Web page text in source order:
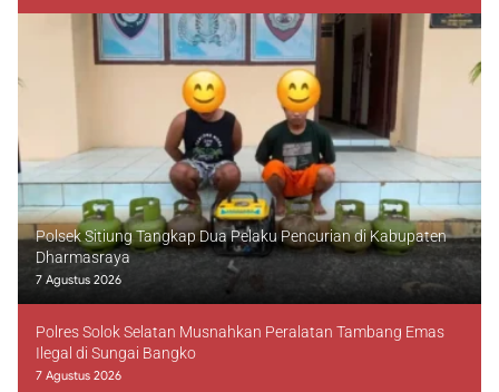
Polsek Sitiung Tangkap Dua Pelaku Pencurian di Kabupaten
Dharmasraya
7 Agustus 2026
Polres Solok Selatan Musnahkan Peralatan Tambang Emas
Ilegal di Sungai Bangko
7 Agustus 2026